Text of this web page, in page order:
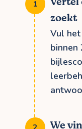
zoekt
Vul
binnen
We